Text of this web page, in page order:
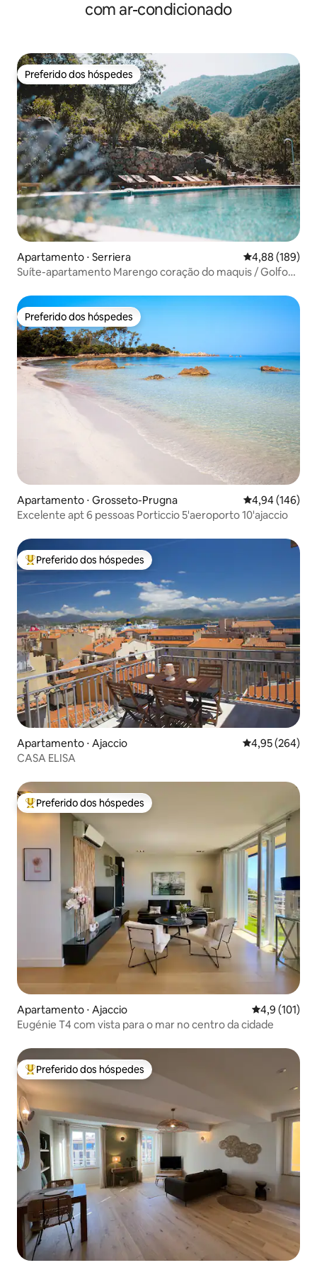
com ar-condicionado
Preferido dos hóspedes
Preferido dos hóspedes
Apartamento ⋅ Serriera 4,88 de uma
4,88 (189)
Suíte-apartamento Marengo coração do maquis / Golfo
Preferido dos hóspedes
Preferido dos hóspedes
Apartamento ⋅ Grosseto-Prugna 4,94 de uma
4,94 (146)
Excelente apt 6 pessoas Porticcio 5'aeroporto 10'ajaccio
Entre os melhores preferidos dos hóspedes
Preferido dos hóspedes
Apartamento ⋅ Ajaccio 4,95 de uma
4,95 (264)
CASA ELISA
Entre os melhores preferidos dos hóspedes
Preferido dos hóspedes
Apartamento ⋅ Ajaccio 4,9 de uma
4,9 (101)
Eugénie T4 com vista para o mar no centro da cidade
Entre os melhores preferidos dos hóspedes
Preferido dos hóspedes